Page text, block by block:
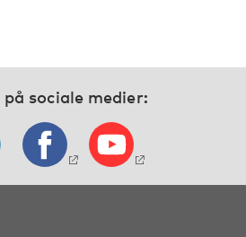
på sociale medier: